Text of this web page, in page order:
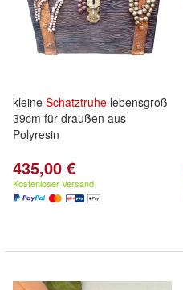
kleine Schatztruhe lebensgroß
39cm für draußen aus
Polyresin
435,00 €
Kostenloser Versand